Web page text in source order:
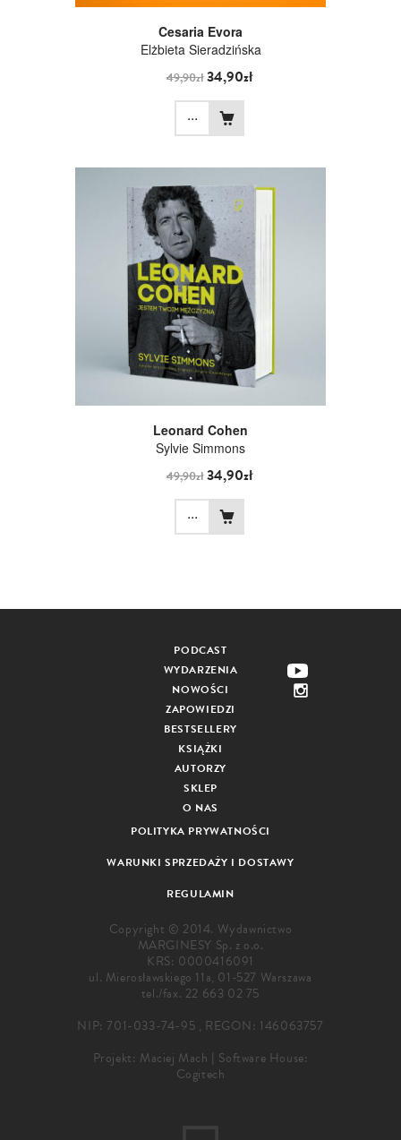
Cesaria Evora
Elżbieta Sieradzińska
49,90zł34,90zł
...
Leonard Cohen
Sylvie Simmons
49,90zł34,90zł
...
PODCAST
WYDARZENIA
NOWOŚCI
ZAPOWIEDZI
BESTSELLERY
KSIĄŻKI
AUTORZY
SKLEP
O NAS
POLITYKA PRYWATNOŚCI
WARUNKI SPRZEDAŻY I DOSTAWY
REGULAMIN
Copyright © 2014. Wydawnictwo
MARGINESY Sp. z o.o.
KRS: 0000416091
ul. Mierosławskiego 11a, 01-527 Warszawa
tel./fax. 22 663 02 75
NIP: 701-033-74-95 , REGON: 146063757
Projekt: Maciej Mach | Software House:
Cogitech